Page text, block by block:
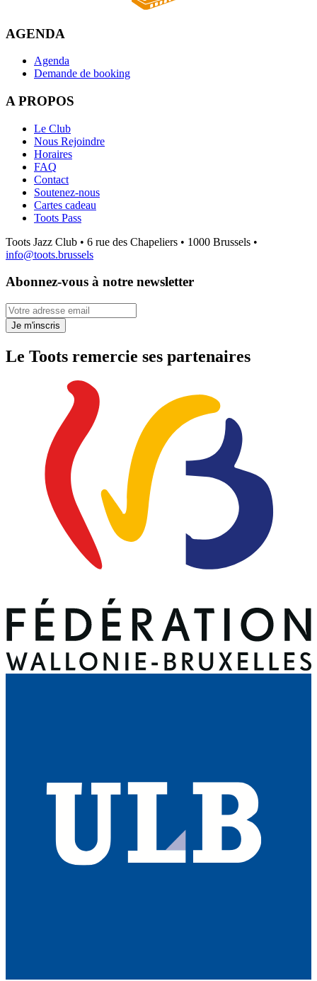
AGENDA
Agenda
Demande de booking
A PROPOS
Le Club
Nous Rejoindre
Horaires
FAQ
Contact
Soutenez-nous
Cartes cadeau
Toots Pass
Toots Jazz Club • 6 rue des Chapeliers • 1000 Brussels •
info@toots.brussels
Abonnez-vous à notre newsletter
Votre adresse email
Je m'inscris
Le Toots remercie ses partenaires